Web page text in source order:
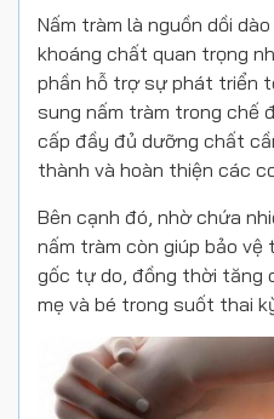
Nấm tràm là nguồn dồi
khoáng chất quan trọng
phần hỗ trợ sự phát triển
sung nấm tràm trong chế
cấp đầy đủ dưỡng chất
thành và hoàn thiện các
Bên cạnh đó, nhờ chứa
nấm tràm còn giúp bảo
gốc tự do, đồng thời tăng
mẹ và bé trong suốt thai